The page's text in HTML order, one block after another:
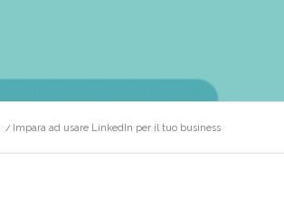
/ Impara ad usare LinkedIn per il tuo business